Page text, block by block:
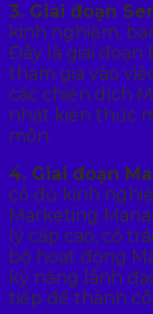
3. Giai đoạn
kinh nghiệm,
Đây là giai đoạn
tham gia vào
các chiến dịch
nhật kiến thức
môn.
4. Giai đoạn
có đủ kinh
Marketing
lý cấp cao, có
bộ hoạt động
kỹ năng lãnh
tiếp để thành